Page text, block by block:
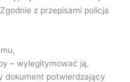
z przepisami policja
– wylegitymować ją,
dokument potwierdzający